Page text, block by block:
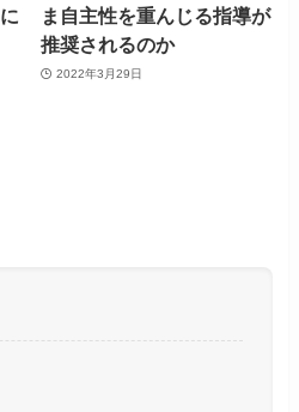
ま自主性を重んじる指導が
推奨されるのか
2022年3月29日